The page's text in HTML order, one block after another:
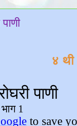
४ थी